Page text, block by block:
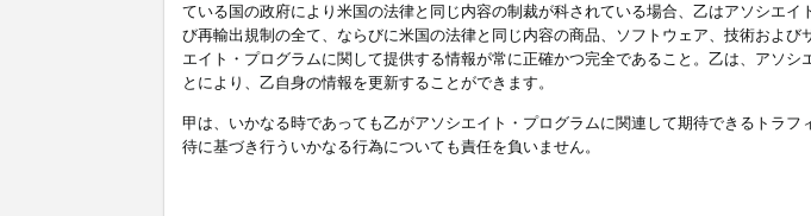
ている国の政府により米国の法律と同じ内容の制裁が科されている場合、乙はアソシエ
び再輸出規制の全て、ならびに米国の法律と同じ内容の商品、ソフトウェア、技術およ
エイト・プログラムに関して提供する情報が常に正確かつ完全であること。乙は、アソ
とにより、乙自身の情報を更新することができます。
甲は、いかなる時であっても乙がアソシエイト・プログラムに関連して期待できるトラ
待に基づき行ういかなる行為についても責任を負いません。